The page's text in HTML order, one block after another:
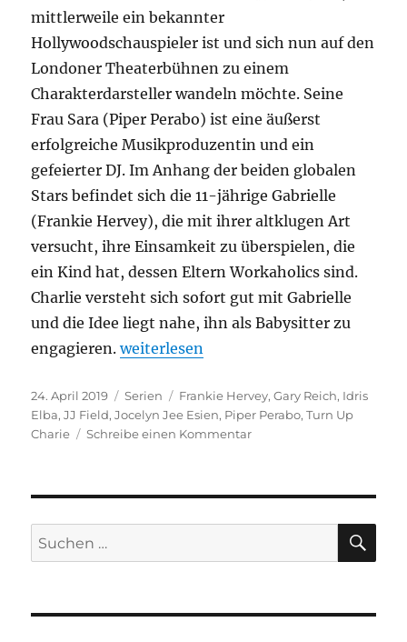
mittlerweile ein bekannter
Hollywoodschauspieler ist und sich nun auf den
Londoner Theaterbühnen zu einem
Charakterdarsteller wandeln möchte. Seine
Frau Sara (Piper Perabo) ist eine äußerst
erfolgreiche Musikproduzentin und ein
gefeierter DJ. Im Anhang der beiden globalen
Stars befindet sich die 11-jährige Gabrielle
(Frankie Hervey), die mit ihrer altklugen Art
versucht, ihre Einsamkeit zu überspielen, die
ein Kind hat, dessen Eltern Workaholics sind.
Charlie versteht sich sofort gut mit Gabrielle
und die Idee liegt nahe, ihn als Babysitter zu
engagieren.„Turn Up Charlie“
weiterlesen
Veröffentlicht
am
24. April 2019 Kategorien
Serien Schlagwörter
Frankie Hervey,Gary Reich, Idris
Elba,JJ Field,Jocelyn Jee Esien, Piper Perabo,Turn Up
Charie
Schreibe einen Kommentarzu
Suchen
nach: